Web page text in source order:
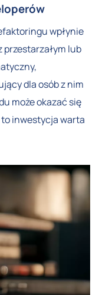
wpłynie
przestarzałym lub
dla osób z nim
może okazać się
inwestycja warta